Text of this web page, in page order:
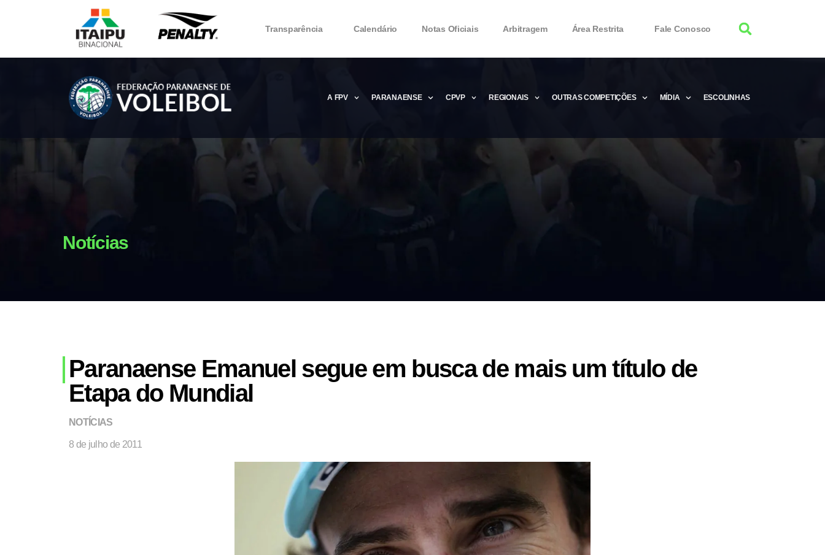
Transparência Calendário Notas Oficiais Arbitragem Área Restrita Fale Conosco
A FPV
Microsoft Office 2016 Product Key 2020 – Free Product Keys
PARANAENSE CPVP REGIONAIS OUTRAS COMPETIÇÕES MÍDIA ESCOLINHAS
Notícias
Paranaense Emanuel segue em busca de mais um título de
Etapa do Mundial
NOTÍCIAS
8 de julho de 2011